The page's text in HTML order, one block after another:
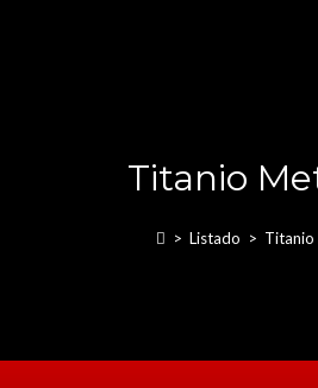
Titanio
> Listado > Titanio